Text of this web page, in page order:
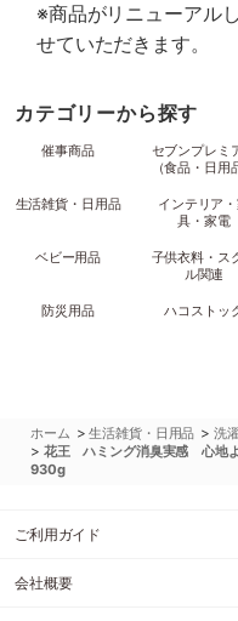
※商品がリニューアル
せていただきます。
カテゴリーから探す
催事商品
セブンプレミ
（食品・日用
生活雑貨・日用品
インテリア
具・家電
ベビー用品
子供衣料・ス
ル関連
防災用品 ハコストッ
ホーム >生活雑貨・日用品 >洗
> 花王 ハミング消臭実感 心地
930g
ご利用ガイド
会社概要